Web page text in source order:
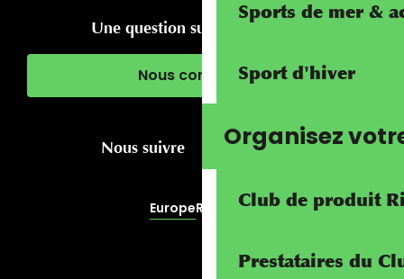
Sports de mer &
Sport d'hiver
Organisez
Club de produit
Prestataires du
Une question sur votre séjour ?
Nous contacter
Nous suivre
EuropeRivierALP